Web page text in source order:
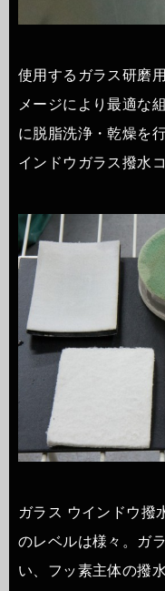
使用するガラス研磨
メージにより最適な
に脱脂洗浄・乾燥を
インドウガラス撥水
ガラス ウインドウ撥
のレベルは様々。ガ
い、フッ素主体の撥